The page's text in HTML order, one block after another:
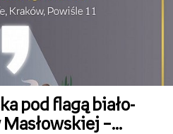
pod flagą biało-
–